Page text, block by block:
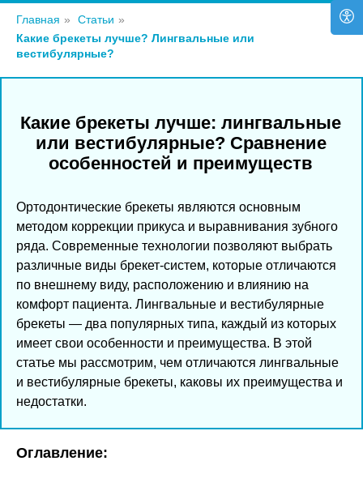
Главная » Статьи »
Какие брекеты лучше? Лингвальные или
вестибулярные?
Какие брекеты лучше: лингвальные
или вестибулярные? Сравнение
особенностей и преимуществ
Ортодонтические брекеты являются основным
методом коррекции прикуса и выравнивания зубного
ряда. Современные технологии позволяют выбрать
различные виды брекет-систем, которые отличаются
по внешнему виду, расположению и влиянию на
комфорт пациента. Лингвальные и вестибулярные
брекеты — два популярных типа, каждый из которых
имеет свои особенности и преимущества. В этой
статье мы рассмотрим, чем отличаются лингвальные
и вестибулярные брекеты, каковы их преимущества и
недостатки.
Оглавление: